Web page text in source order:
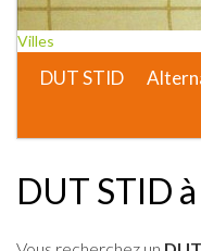
Villes
DUT STID
DUT STID